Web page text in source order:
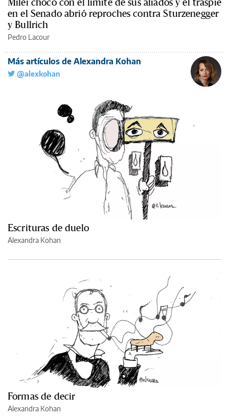
en el Senado abrió reproches contra Sturzenegger
y Bullrich
Pedro Lacour
Más artículos de Alexandra Kohan
@alexkohan
Escrituras de duelo
Alexandra Kohan
Formas de decir
Alexandra Kohan